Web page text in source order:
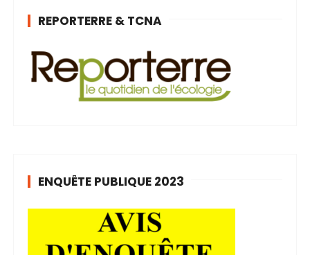
REPORTERRE & TCNA
ENQUÊTE PUBLIQUE 2023